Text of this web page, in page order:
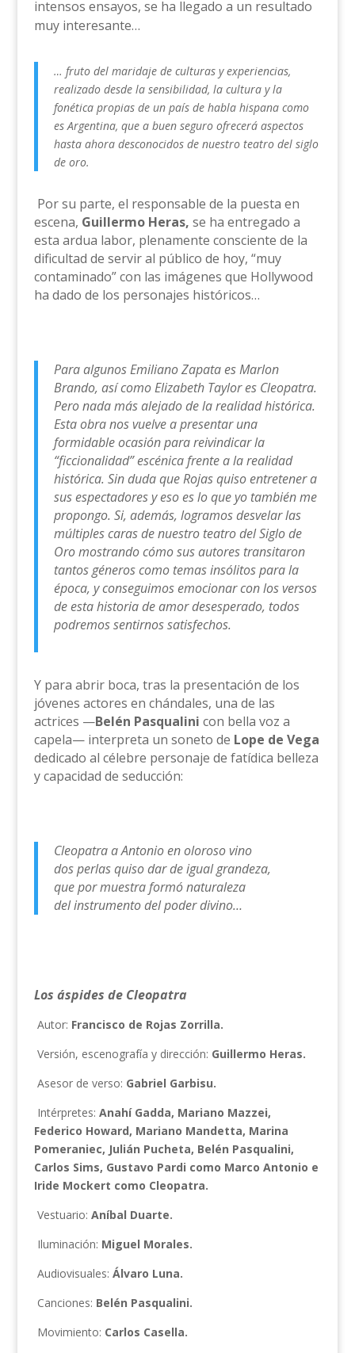
intensos ensayos, se ha llegado a un resultado
muy interesante…
… fruto del maridaje de culturas y experiencias,
realizado desde la sensibilidad, la cultura y la
fonética propias de un país de habla hispana como
es Argentina, que a buen seguro ofrecerá aspectos
hasta ahora desconocidos de nuestro teatro del siglo
de oro.
Por su parte, el responsable de la puesta en
escena, Guillermo Heras, se ha entregado a
esta ardua labor, plenamente consciente de la
dificultad de servir al público de hoy, “muy
contaminado” con las imágenes que Hollywood
ha dado de los personajes históricos…
Para algunos Emiliano Zapata es Marlon
Brando, así como Elizabeth Taylor es Cleopatra.
Pero nada más alejado de la realidad histórica.
Esta obra nos vuelve a presentar una
formidable ocasión para reivindicar la
“ficcionalidad” escénica frente a la realidad
histórica. Sin duda que Rojas quiso entretener a
sus espectadores y eso es lo que yo también me
propongo. Si, además, logramos desvelar las
múltiples caras de nuestro teatro del Siglo de
Oro mostrando cómo sus autores transitaron
tantos géneros como temas insólitos para la
época, y conseguimos emocionar con los versos
de esta historia de amor desesperado, todos
podremos sentirnos satisfechos.
Y para abrir boca, tras la presentación de los
jóvenes actores en chándales, una de las
actrices —Belén Pasqualini con bella voz a
capela— interpreta un soneto de Lope de Vega
dedicado al célebre personaje de fatídica belleza
y capacidad de seducción:
Cleopatra a Antonio en oloroso vino
dos perlas quiso dar de igual grandeza,
que por muestra formó naturaleza
del instrumento del poder divino…
Los áspides de Cleopatra
Autor: Francisco de Rojas Zorrilla.
Versión, escenografía y dirección: Guillermo Heras.
Asesor de verso: Gabriel Garbisu.
Intérpretes: Anahí Gadda, Mariano Mazzei,
Federico Howard, Mariano Mandetta, Marina
Pomeraniec, Julián Pucheta, Belén Pasqualini,
Carlos Sims, Gustavo Pardi como Marco Antonio e
Iride Mockert como Cleopatra.
Vestuario: Aníbal Duarte.
Iluminación: Miguel Morales.
Audiovisuales: Álvaro Luna.
Canciones: Belén Pasqualini.
Movimiento: Carlos Casella.